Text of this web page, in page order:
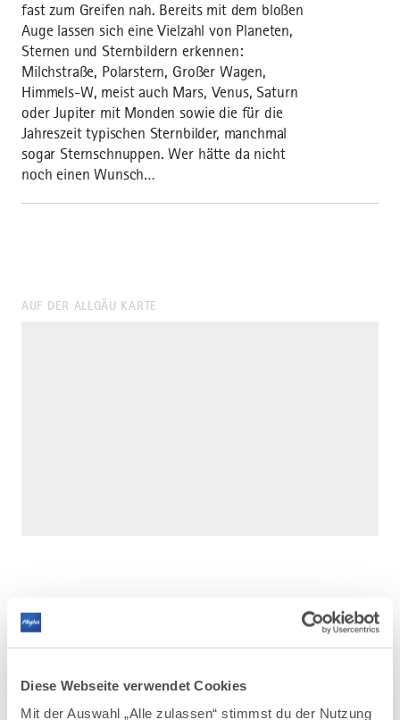
Diese Webseite verwendet Cookies
Mit der Auswahl „Alle zulassen“ stimmst du der Nutzung
fast zum Greifen nah. Bereits mit dem bloßen
Auge lassen sich eine Vielzahl von Planeten,
Sternen und Sternbildern erkennen:
Milchstraße, Polarstern, Großer Wagen,
Himmels-W, meist auch Mars, Venus, Saturn
oder Jupiter mit Monden sowie die für die
Jahreszeit typischen Sternbilder, manchmal
sogar Sternschnuppen. Wer hätte da nicht
noch einen Wunsch…
AUF DER ALLGÄU KARTE
Ähnliche